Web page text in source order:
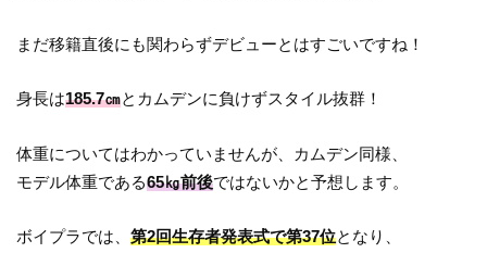
まだ移籍直後にも関わらずデビューとはすごいですね！
身長は185.7㎝とカムデンに負けずスタイル抜群！
体重についてはわかっていませんが、カムデン同様、
モデル体重である65㎏前後ではないかと予想します。
ボイプラでは、第2回生存者発表式で第37位となり、